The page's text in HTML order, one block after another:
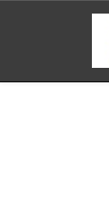
navigation